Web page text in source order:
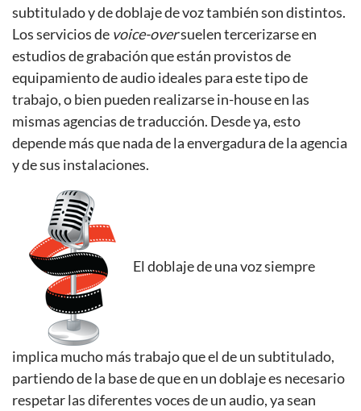
subtitulado y de doblaje de voz también son distintos.
Los servicios de voice-oversuelen tercerizarse en
estudios de grabación que están provistos de
equipamiento de audio ideales para este tipo de
trabajo, o bien pueden realizarse in-house en las
mismas agencias de traducción. Desde ya, esto
depende más que nada de la envergadura de la agencia
y de sus instalaciones.
El doblaje de una voz siempre
implica mucho más trabajo que el de un subtitulado,
partiendo de la base de que en un doblaje es necesario
respetar las diferentes voces de un audio, ya sean